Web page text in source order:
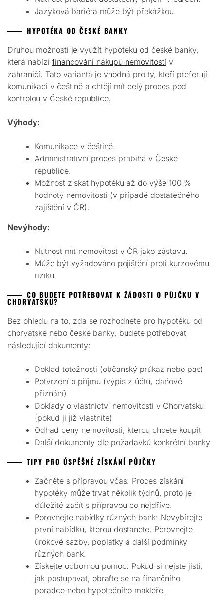
Jazyková bariéra může být překážkou.
HYPOTÉKA OD ČESKÉ BANKY
Druhou možností je využít hypotéku od české banky,
která nabízí financování nákupu nemovitostí v
zahraničí. Tato varianta je vhodná pro ty, kteří preferují
komunikaci v češtině a chtějí mít celý proces pod
kontrolou v České republice.
Výhody:
Komunikace v češtině.
Administrativní proces probíhá v České
republice.
Možnost získat hypotéku až do výše 100 %
hodnoty nemovitosti (v případě dostatečného
zajištění v ČR).
Nevýhody:
Nutnost mít nemovitost v ČR jako zástavu.
Může být vyžadováno pojištění proti kurzovému
riziku.
CO BUDETE POTŘEBOVAT K ŽÁDOSTI O PŮJČKU V
CHORVATSKU?
Bez ohledu na to, zda se rozhodnete pro hypotéku od
chorvatské nebo české banky, budete potřebovat
následující dokumenty:
Doklad totožnosti (občanský průkaz nebo pas)
Potvrzení o příjmu (výpis z účtu, daňové
přiznání)
Doklady o vlastnictví nemovitosti v Chorvatsku
(pokud ji již vlastníte)
Odhad ceny nemovitosti, kterou chcete koupit
Další dokumenty dle požadavků konkrétní banky
TIPY PRO ÚSPĚŠNÉ ZÍSKÁNÍ PŮJČKY
Začněte s přípravou včas: Proces získání
hypotéky může trvat několik týdnů, proto je
důležité začít s přípravou co nejdříve.
Porovnejte nabídky různých bank: Nevybírejte
první nabídku, kterou dostanete. Porovnejte
úrokové sazby, poplatky a další podmínky
různých bank.
Získejte odbornou pomoc: Pokud si nejste jisti,
jak postupovat, obraťte se na finančního
poradce nebo hypotečního makléře.